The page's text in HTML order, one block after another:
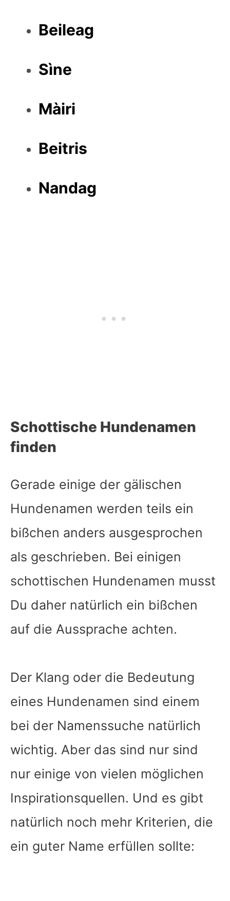
Beileag
Sìne
Màiri
Beitris
Nandag
Schottische Hundenamen
finden
Gerade einige der gälischen
Hundenamen werden teils ein
bißchen anders ausgesprochen
als geschrieben. Bei einigen
schottischen Hundenamen musst
Du daher natürlich ein bißchen
auf die Aussprache achten.
Der Klang oder die Bedeutung
eines Hundenamen sind einem
bei der Namenssuche natürlich
wichtig. Aber das sind nur sind
nur einige von vielen möglichen
Inspirationsquellen. Und es gibt
natürlich noch mehr Kriterien, die
ein guter Name erfüllen sollte: